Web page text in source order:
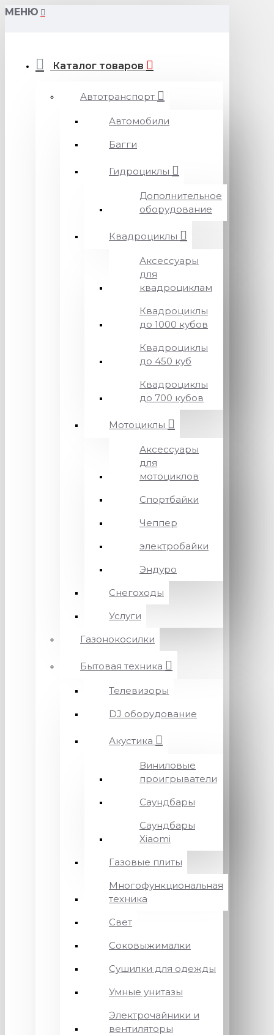
МЕНЮ
Каталог товаров
Автотранспорт
Автомобили
Багги
Гидроциклы
Дополнительное
оборудование
Квадроциклы
Аксессуары
для
квадроциклам
Квадроциклы
до 1000 кубов
Квадроциклы
до 450 куб
Квадроциклы
до 700 кубов
Мотоциклы
Аксессуары
для
мотоциклов
Спортбайки
Чеппер
электробайки
Эндуро
Снегоходы
Услуги
Газонокосилки
Бытовая техника
Телевизоры
DJ оборудование
Акустика
Виниловые
проигрыватели
Саундбары
Саундбары
Xiaomi
Газовые плиты
Многофункциональная
техника
Свет
Соковыжималки
Сушилки для одежды
Умные унитазы
Электрочайники и
вентиляторы